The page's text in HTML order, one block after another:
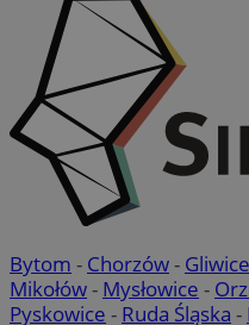
Bytom - Chorzów- Gliwice
Mikołów- Mysłowice -
Pyskowice - Ruda Śląska -